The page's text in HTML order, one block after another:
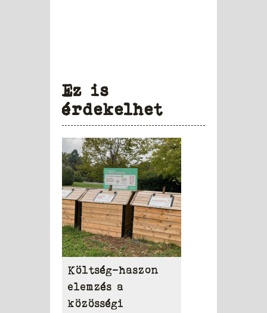
Ez is
érdekelhet
Költség-haszon
elemzés a
közösségi